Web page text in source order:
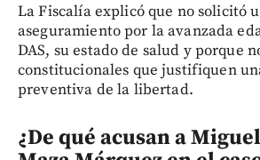
La Fiscalía explicó que no solicitó
aseguramiento por la avanzada
DAS, su estado de salud y porque
constitucionales que justifiquen
preventiva de la libertad.
¿De qué acusan a